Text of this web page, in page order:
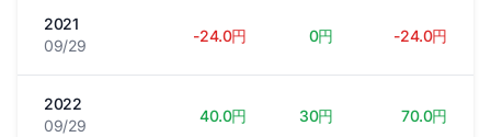
2021
09/29
-24.0円 0円 -24.0円
2022
09/29
40.0円 30円 70.0円